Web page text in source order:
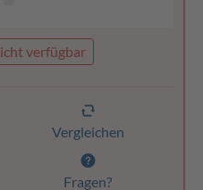
verfügbar
Vergleichen
Fragen?